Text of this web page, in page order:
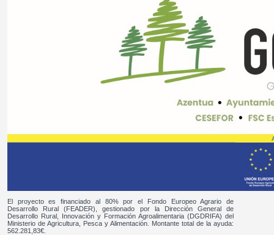
El proyecto es financiado al 80% por el Fondo Europeo Agrario de
Desarrollo Rural (FEADER), gestionado por la Dirección General de
Desarrollo Rural, Innovación y Formación Agroalimentaria (DGDRIFA) del
Ministerio de Agricultura, Pesca y Alimentación. Montante total de la ayuda:
562.281,83€.